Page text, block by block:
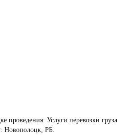
проведения: Услуги перевозки груза
Новополоцк, РБ.